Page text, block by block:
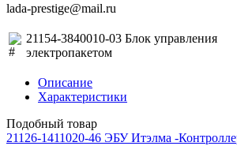
lada-prestige@mail.ru
21154-3840010-03 Блок управления
электропакетом
Описание
Характеристики
Подобный товар
21126-1411020-46 ЭБУ Итэлма -